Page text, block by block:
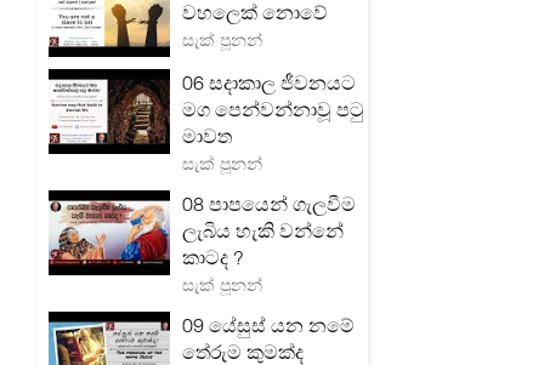
වහලෙක් නොවේ
සැක් පූනන්
06 සදාකාල ජීවනයට
මග පෙන්වන්නාවූ පටු
මාවත
සැක් පූනන්
08 පාපයෙන් ගැලවීම
ලැබිය හැකි වන්නේ
කාටද ?
සැක් පූනන්
09 යේසුස් යන නමේ
තේරුම කුමක්ද